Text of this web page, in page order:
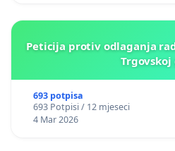
Peticija protiv odlaganja
Trgovskoj
693 potpisa
693 Potpisi / 12 mjeseci
4 Mar 2026